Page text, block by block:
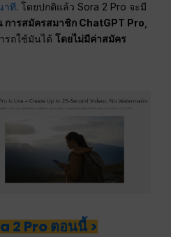
าที. โดยปกติแล้ว Sora 2 Pro จะมี
การสมัครสมาชิก ChatGPT Pro,
รถใช้มันได้โดยไม่มีค่าสมัคร
2 Pro ตอนนี้ >